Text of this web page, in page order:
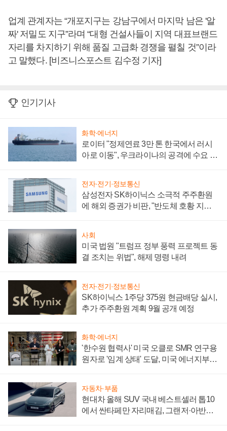
업계 관계자는 “개포지구는 강남구에서 마지막 남은 '알
짜' 저밀도 지구”라며 “대형 건설사들이 지역 대표브랜드
자리를 차지하기 위해 품질 고급화 경쟁을 펼칠 것”이라
고 말했다. [비즈니스포스트 김수정 기자]
인기기사
화학·에너지
로이터 "정제연료 3만 톤 한국에서 러시
아로 이동", 우크라이나의 공격에 수요 늘
전자·전기·정보통신
삼성전자 SK하이닉스 소극적 주주환원
에 해외 증권가 비판, "반도체 호황 지속
사회
미국 법원 "트럼프 정부 풍력 프로젝트 동
결 조치는 위법", 해제 명령 내려
전자·전기·정보통신
SK하이닉스 1주당 375원 현금배당 실시,
추가 주주환원 계획 9월 공개 예정
화학·에너지
'한수원 협력사' 미국 오클로 SMR 연구용
원자로 '임계 상태' 도달, 미국 에너지부
자동차·부품
현대차 올해 SUV 국내 베스트셀러 톱10
에서 싼타페만 자리매김, 그랜저·아반떼